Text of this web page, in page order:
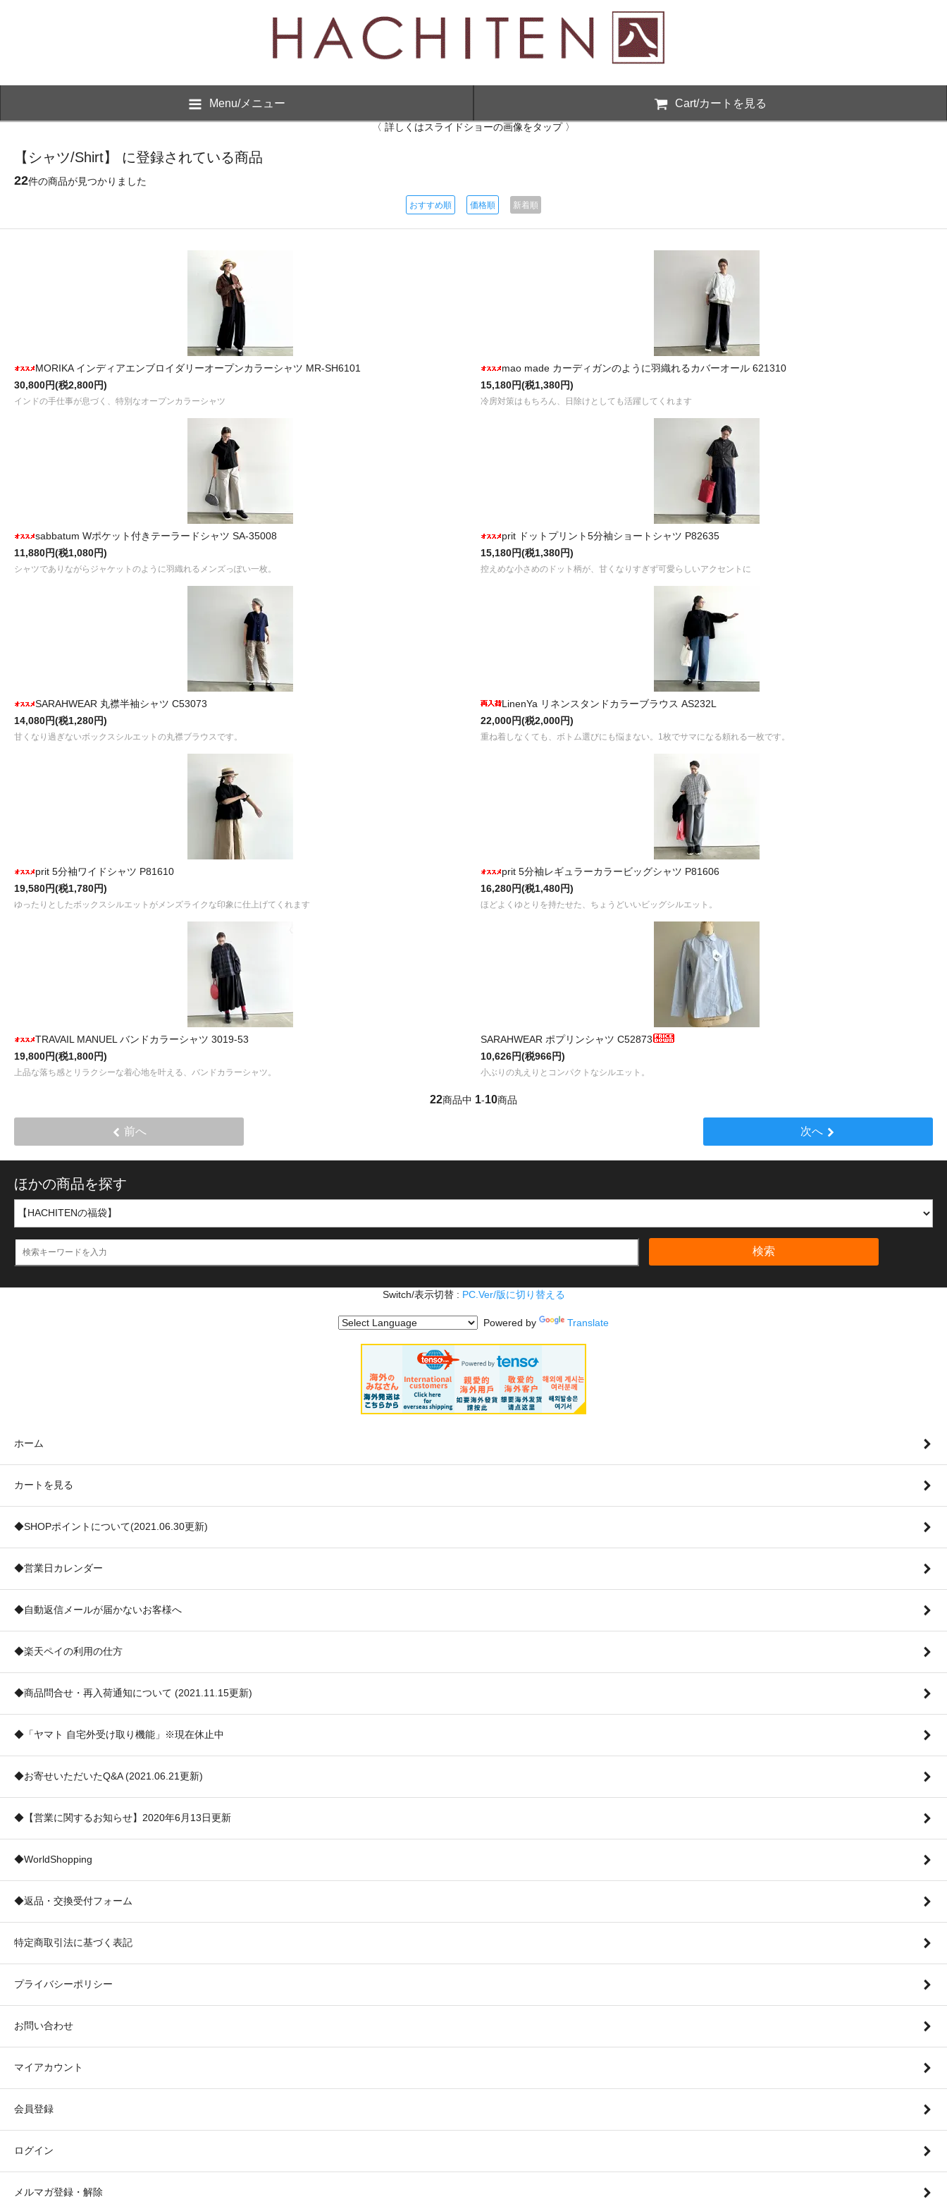
Menu/メニュー Cart/カートを見る
〈 詳しくはスライドショーの画像をタップ 〉
【シャツ/Shirt】 に登録されている商品
22件の商品が見つかりました
おすすめ順 価格順 新着順
MORIKA インディアエンブロイダリーオープンカラーシャツ MR-SH6101
30,800円(税2,800円)
インドの手仕事が息づく、特別なオープンカラーシャツ
mao made カーディガンのように羽織れるカバーオール 621310
15,180円(税1,380円)
冷房対策はもちろん、日除けとしても活躍してくれます
sabbatum Wポケット付きテーラードシャツ SA-35008
11,880円(税1,080円)
シャツでありながらジャケットのように羽織れるメンズっぽい一枚。
prit ドットプリント5分袖ショートシャツ P82635
15,180円(税1,380円)
控えめな小さめのドット柄が、甘くなりすぎず可愛らしいアクセントに
SARAHWEAR 丸襟半袖シャツ C53073
14,080円(税1,280円)
甘くなり過ぎないボックスシルエットの丸襟ブラウスです。
LinenYa リネンスタンドカラーブラウス AS232L
22,000円(税2,000円)
重ね着しなくても、ボトム選びにも悩まない。1枚でサマになる頼れる一枚です。
prit 5分袖ワイドシャツ P81610
19,580円(税1,780円)
ゆったりとしたボックスシルエットがメンズライクな印象に仕上げてくれます
prit 5分袖レギュラーカラービッグシャツ P81606
16,280円(税1,480円)
ほどよくゆとりを持たせた、ちょうどいいビッグシルエット。
TRAVAIL MANUEL バンドカラーシャツ 3019-53
19,800円(税1,800円)
上品な落ち感とリラクシーな着心地を叶える、バンドカラーシャツ。
SARAHWEAR ポプリンシャツ C52873
10,626円(税966円)
小ぶりの丸えりとコンパクトなシルエット。
22商品中 1-10商品
前へ 次へ
ほかの商品を探す
検索
Switch/表示切替 : PC.Ver/版に切り替える
Powered by Translate
ホーム
カートを見る
◆SHOPポイントについて(2021.06.30更新)
◆営業日カレンダー
◆自動返信メールが届かないお客様へ
◆楽天ペイの利用の仕方
◆商品問合せ・再入荷通知について (2021.11.15更新)
◆「ヤマト 自宅外受け取り機能」※現在休止中
◆お寄せいただいたQ&A (2021.06.21更新)
◆【営業に関するお知らせ】2020年6月13日更新
◆WorldShopping
◆返品・交換受付フォーム
特定商取引法に基づく表記
プライバシーポリシー
お問い合わせ
マイアカウント
会員登録
ログイン
メルマガ登録・解除